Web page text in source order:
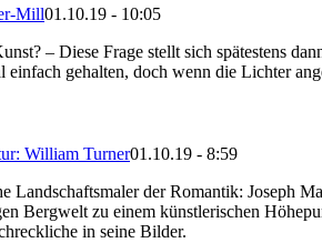
Mill01.10.19 - 10:05
– Diese Frage stellt sich spätestens
gehalten, doch wenn die Lichter
William Turner01.10.19 - 8:59
Landschaftsmaler der Romantik: Joseph
Bergwelt zu einem künstlerischen
in seine Bilder.